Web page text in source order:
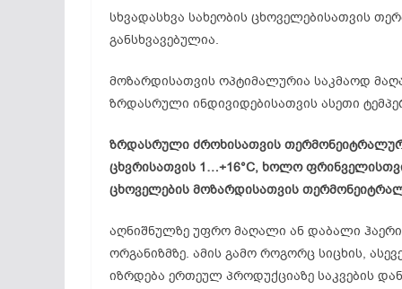
სხვადასხვა სახეობის ცხოველებისათვის
განსხვავებულია.
მოზარდისათვის ოპტიმალურია საკმაოდ
ზრდასრული ინდივიდებისათვის ასეთი
ზრდასრული ძროხისათვის
ცხვრისათვის 1…+16°C, ხოლო
ცხოველების მოზარდისათვის
აღნიშნულზე უფრო მაღალი ან დაბალი
ორგანიზმზე. ამის გამო როგორც სიცხის,
იზრდება ერთეულ პროდუქციაზე საკვების